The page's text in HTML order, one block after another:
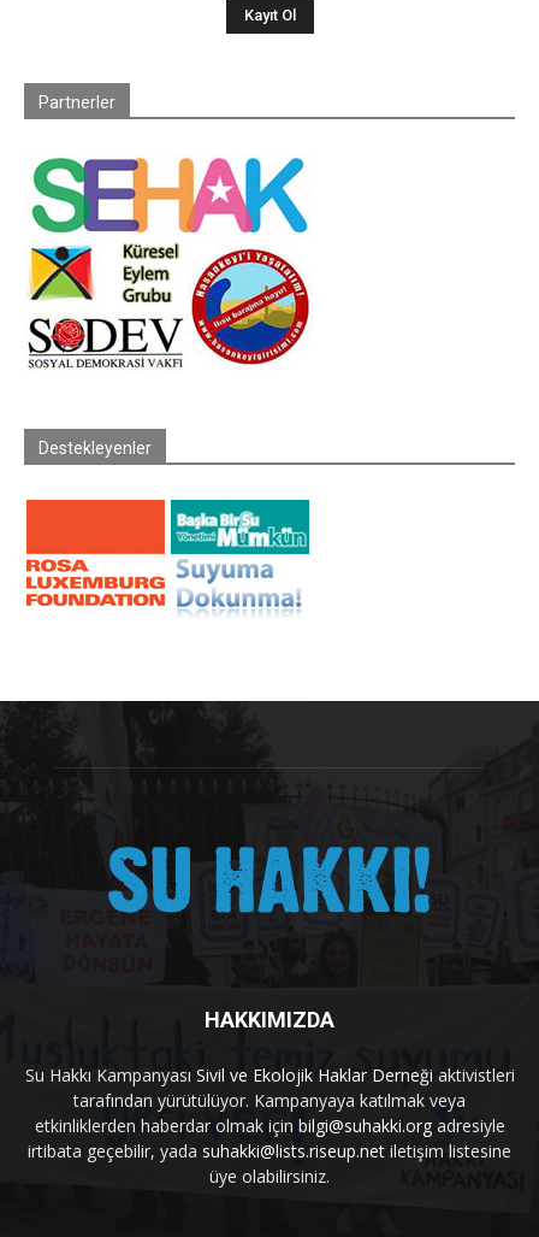
Partnerler
Destekleyenler
HAKKIMIZDA
Su Hakkı Kampanyası Sivil ve Ekolojik Haklar Derneği aktivistleri
tarafından yürütülüyor. Kampanyaya katılmak veya
etkinliklerden haberdar olmak için bilgi@suhakki.orgadresiyle
irtibata geçebilir, yada suhakki@lists.riseup.net iletişim listesine
üye olabilirsiniz.